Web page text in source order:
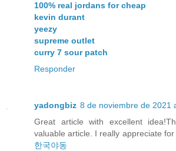
100% real jordans for cheap
kevin durant
yeezy
supreme outlet
curry 7 sour patch
Responder
yadongbiz 8 de noviembre de 2021
Great article with excellent
valuable article. I really appreciate for
한국야동